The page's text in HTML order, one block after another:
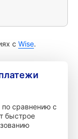
с Wise.
по сравнению с
быстрое